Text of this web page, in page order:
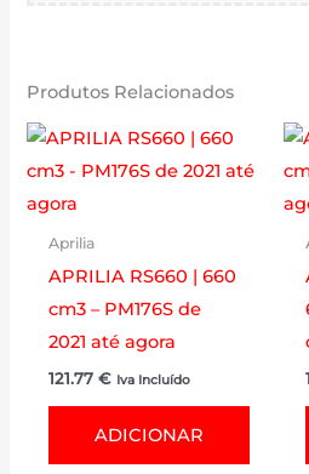
Produtos Relacionados
Aprilia
APRILIA RS660 | 660
cm3 – PM176S de
2021 até agora
121.77 € Iva Incluído
ADICIONAR